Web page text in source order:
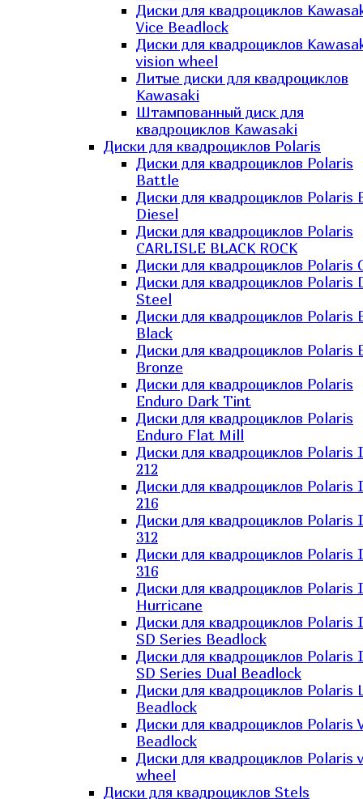
Диски для квадроциклов
Vice Beadlock
Диски для квадроциклов
vision wheel
Литые диски для квадроциклов
Kawasaki​
Штампованный диск для
квадроциклов Kawasaki​
Диски для квадроциклов Polaris
Диски для квадроциклов Polaris
Battle
Диски для квадроциклов Polaris
Diesel
Диски для квадроциклов Polaris
CARLISLE BLACK ROCK
Диски для квадроциклов Polaris
Диски для квадроциклов Polaris
Steel
Диски для квадроциклов Polaris
Black
Диски для квадроциклов Polaris
Bronze
Диски для квадроциклов Polaris
Enduro Dark Tint
Диски для квадроциклов Polaris
Enduro Flat Mill
Диски для квадроциклов Polaris
212
Диски для квадроциклов Polaris
216
Диски для квадроциклов Polaris
312
Диски для квадроциклов Polaris
316
Диски для квадроциклов Polaris
Hurricane
Диски для квадроциклов Polaris
SD Series Beadlock
Диски для квадроциклов Polaris
SD Series Dual Beadlock
Диски для квадроциклов Polaris
Beadlock
Диски для квадроциклов Polaris
Beadlock
Диски для квадроциклов Polaris
wheel
Диски для квадроциклов Stels